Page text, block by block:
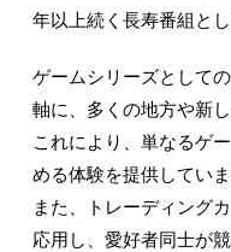
年以上続く長寿番組と
ゲームシリーズとして
軸に、多くの地方や新
これにより、単なるゲ
める体験を提供していま
また、トレーディング
応用し、愛好者同士が